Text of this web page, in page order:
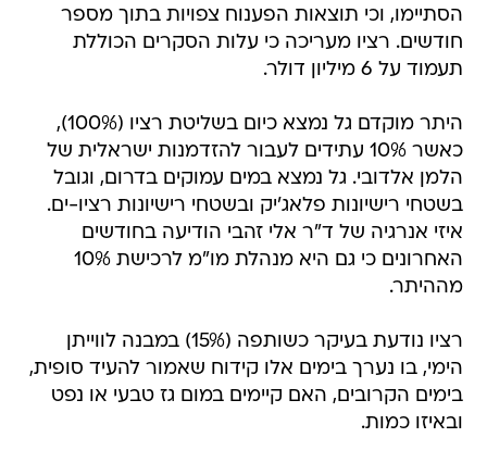
הסתיימו, וכי תוצאות הפענוח צפויות בתוך מספר
חודשים. רציו מעריכה כי עלות הסקרים הכוללת
תעמוד על 6 מיליון דולר.
היתר מוקדם גל נמצא כיום בשליטת רציו (100%),
כאשר 10% עתידים לעבור להזדמנות ישראלית של
הלמן אלדובי. גל נמצא במים עמוקים בדרום, וגובל
בשטחי רישיונות פלאג'יק ובשטחי רישיונות רציו-ים.
איזי אנרגיה של ד"ר אלי זהבי הודיעה בחודשים
האחרונים כי גם היא מנהלת מו"מ לרכישת 10%
מההיתר.
רציו נודעת בעיקר כשותפה (15%) במבנה לווייתן
הימי, בו נערך בימים אלו קידוח שאמור להעיד סופית,
בימים הקרובים, האם קיימים במום גז טבעי או נפט
ובאיזו כמות.